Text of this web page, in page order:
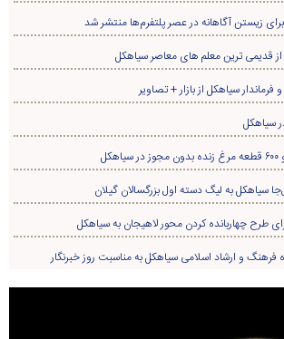
زیستن آگاهانه در عصر پلتفرم‌ها منتشر شد
قدیمی ترین معلم های معاصر سیاهکل
فرماندار سیاهکل از بازار + تصاویر
سياهکل
سیاهکل به لیگ دسته اول بزرگسالان گیلان
طرح چهاربانده کردن محور لاهیجان به سیاهکل
فرهنگ و ارشاد اسلامی سیاهکل به مناسبت روز خبرنگار